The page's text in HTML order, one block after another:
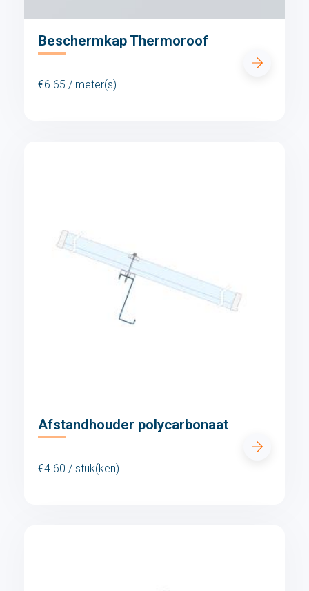
Beschermkap Thermoroof
€6.65 / meter(s)
Afstandhouder polycarbonaat
€4.60 / stuk(ken)